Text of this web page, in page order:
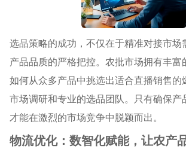
选品策略的成功，不仅在于精准对接市场
产品品质的严格把控。农批市场拥有丰富
如何从众多产品中挑选出适合直播销售的
市场调研和专业的选品团队。只有确保产
才能在激烈的市场竞争中脱颖而出。
物流优化：数智化赋能，让农产